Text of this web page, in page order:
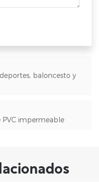
baloncesto y
PVC impermeable